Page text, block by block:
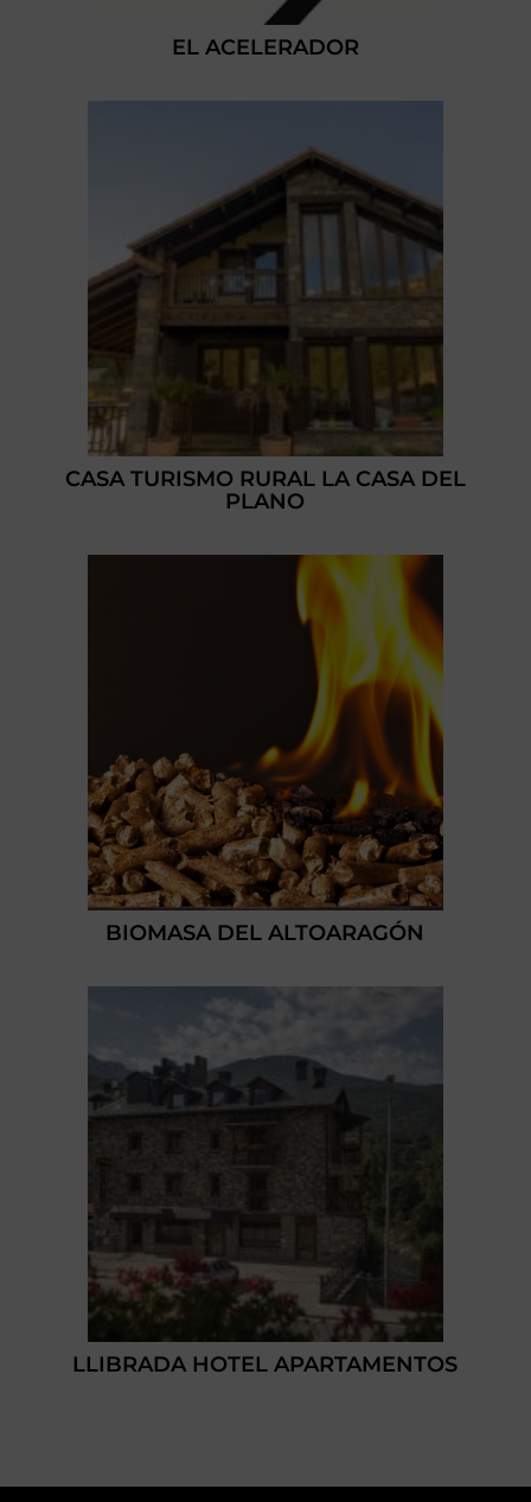
EL ACELERADOR
CASA TURISMO RURAL LA CASA DEL
PLANO
BIOMASA DEL ALTOARAGÓN
LLIBRADA HOTEL APARTAMENTOS